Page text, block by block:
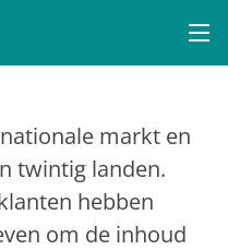
markt en
twintig landen.
hebben
om de inhoud